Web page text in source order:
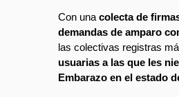
Con una colecta de
demandas de amparo
las colectivas registras
usuarias a las que les
Embarazo en el estado